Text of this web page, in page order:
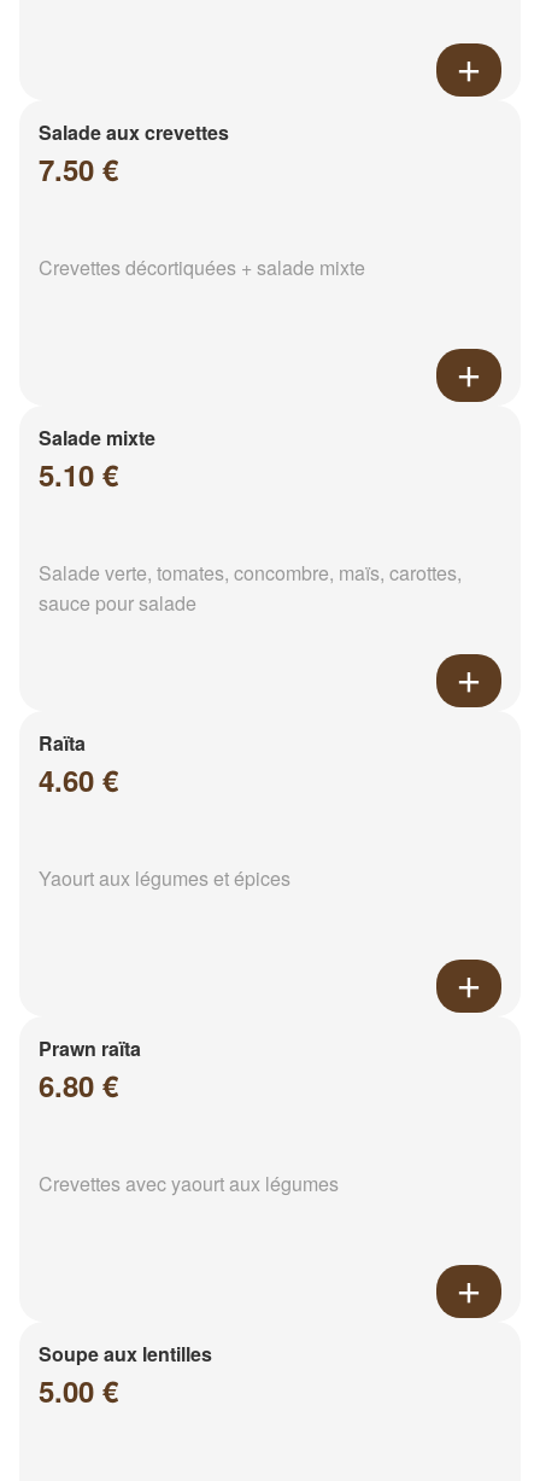
Salade aux crevettes
7.50 €
Crevettes décortiquées + salade mixte
Salade mixte
5.10 €
Salade verte, tomates, concombre, maïs, carottes,
sauce pour salade
Raïta
4.60 €
Yaourt aux légumes et épices
Prawn raïta
6.80 €
Crevettes avec yaourt aux légumes
Soupe aux lentilles
5.00 €